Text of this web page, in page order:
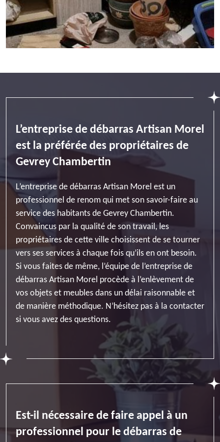
L’entreprise de débarras Artisan Morel
est la préférée des propriétaires de
Gevrey Chambertin
L’entreprise de débarras Artisan Morel est un
professionnel de renom qui met son savoir-faire au
service des habitants de Gevrey Chambertin.
Convaincus par la qualité de son travail, les
propriétaires de cette ville choisissent de se tourner
vers ses services à chaque fois qu’ils en ont besoin.
Si vous faites de même, l’équipe de l’entreprise de
débarras Artisan Morel procède à l’enlèvement de
vos objets et meubles dans un délai raisonnable et
de manière méthodique. N’hésitez pas à la contacter
si vous avez des questions.
Est-il nécessaire de faire appel à un
professionnel pour le débarras de